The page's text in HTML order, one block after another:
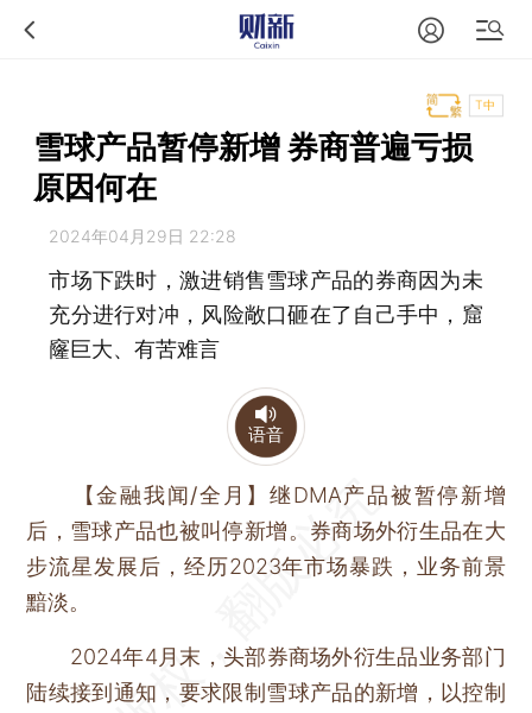
T中
雪球产品暂停新增 券商普遍亏损
原因何在
2024年04月29日 22:28
市场下跌时，激进销售雪球产品的券商因为未
充分进行对冲，风险敞口砸在了自己手中，窟
窿巨大、有苦难言
语音
【金融我闻/全月】继DMA产品被暂停新增
后，雪球产品也被叫停新增。券商场外衍生品在大
步流星发展后，经历2023年市场暴跌，业务前景
黯淡。
2024年4月末，头部券商场外衍生品业务部门
陆续接到通知，要求限制雪球产品的新增，以控制